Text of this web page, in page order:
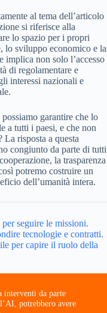
al tema dell’articolo
si riferisce alla
lo spazio per i propri
lo sviluppo economico e la
implica non solo l’accesso
di regolamentare e
interessi nazionali e
garantire che lo
a tutti i paesi, e che non
risposta a questa
congiunto da parte di tutti
la trasparenza
potremo costruire un
dell’umanità intera.
seguire le missioni.
tecnologie e contratti.
per capire il ruolo della
interventi da parte
potrebbero avere